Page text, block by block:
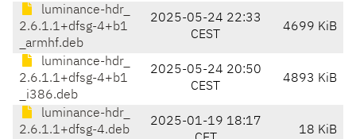
luminance-hdr_
2.6.1.1+dfsg-4+b1
_armhf.deb
2025-05-24 22:33
CEST
4699 KiB
luminance-hdr_
2.6.1.1+dfsg-4+b1
_i386.deb
2025-05-24 20:50
CEST
4893 KiB
luminance-hdr_
2.6.1.1+dfsg-4.deb
2025-01-19 18:17
18 KiB